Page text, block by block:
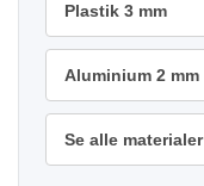
Plastik 3 mm
Aluminium 2 mm
Se alle materialer